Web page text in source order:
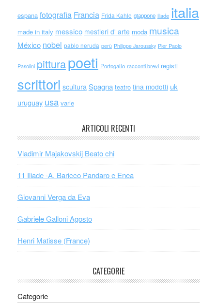
espana fotografia Francia Frida Kahlo giappone iliade italia
made in italy messico mestieri d' arte moda musica
México nobel pablo neruda perù Philippe Jaroussky Pier Paolo
Pasolini pitturapoeti Portogallo racconti brevi registi
scrittori scultura Spagna teatro tina modotti uk
uruguay usa varie
ARTICOLI RECENTI
Vladimir Majakovskij Beato chi
11 Iliade -A. Baricco Pandaro e Enea
Giovanni Verga da Eva
Gabriele Galloni Agosto
Henri Matisse (France)
CATEGORIE
Categorie